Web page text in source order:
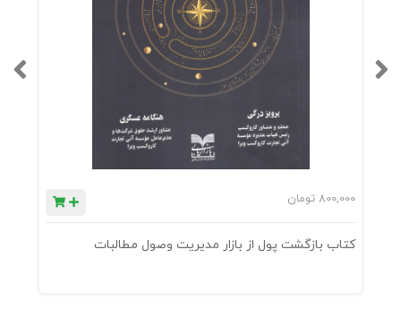
800,000 تومان
کتاب بازگشت پول از بازار مدیریت وصول مطالبات